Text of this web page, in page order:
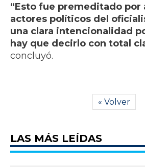
“Esto fue premeditado por
actores políticos del
una clara intencionalidad
hay que decirlo con total
concluyó.
« Volver
LAS MÁS LEÍDAS